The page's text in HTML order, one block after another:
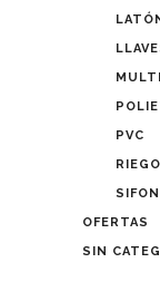
PVC
RIEGO
OFERTAS
SIN